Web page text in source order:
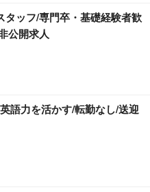
タッフ/専門卒・基礎経験者歓
公開求人
語力を活かす/転勤なし/送迎